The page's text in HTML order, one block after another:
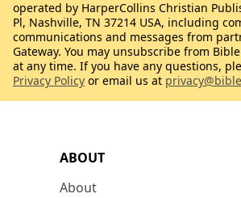
ABOUT
About
operated by HarperCollins Christian
Pl, Nashville, TN 37214 USA, including
communications and messages from
Gateway. You may unsubscribe from Bible
at any time. If you have any questions,
Privacy Policy or email us at